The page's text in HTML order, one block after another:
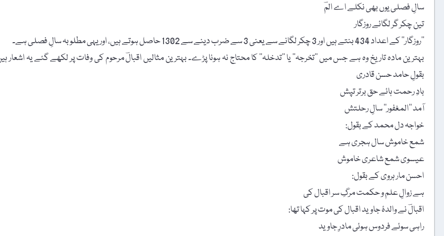
سالِ فصلی یوں بھی نکلے اے المؔ
تین چکر گر لگائے روزگار
’’روزگار‘‘ کے اعداد 434 بنتے ہیں اور 3 چکر لگانے سے یعنی 3 سے ضرب دینے سے 1302 حاصل ہوتے ہیں، اور یہی مطلوبہ سالِ فصلی ہے۔
بہترین مادہ تاریخ وہ ہے جس میں ’’تخرجہ‘‘ یا ’’تدخلہ‘‘ کا محتاج نہ ہونا پڑے۔ بہترین مثالیں اقبالؔ مرحوم کی وفات پر لکھے گئے یہ اشعار
بقولِ حامد حسن قادری
بادِ رحمت ہائے حق برتر تپش
آمد ’’المغفور‘‘ سالِ رحلتش
خواجہ دل محمد کے بقول:
شمع خاموش سال ہجری ہے
عیسوی شمع شاعری خاموش
احسن مار ہروی کے بقول:
ہے زوالِ علم و حکمت مرگِ سر اقبال کی
اقبالؔ نے والدۂ جاوید اقبال کی موت پر کہا تھا:
راہی سوئے فردوس ہوئی مادرِ جاوید